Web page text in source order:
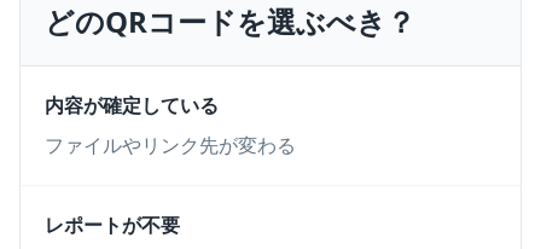
どのQRコードを選ぶべき？
内容が確定している
ファイルやリンク先が変わる
レポートが不要